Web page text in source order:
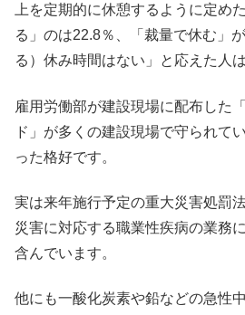
上を定期的に休憩するように定め
る」のは22.8％、「裁量で休む」
る）休み時間はない」と応えた人
雇用労働部が建設現場に配布した
ド」が多くの建設現場で守られて
った格好です。
実は来年施行予定の重大災害処罰
災害に対応する職業性疾病の業務
含んでいます。
他にも一酸化炭素や鉛などの急性